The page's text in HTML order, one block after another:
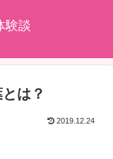
験談
は？
2019.12.24